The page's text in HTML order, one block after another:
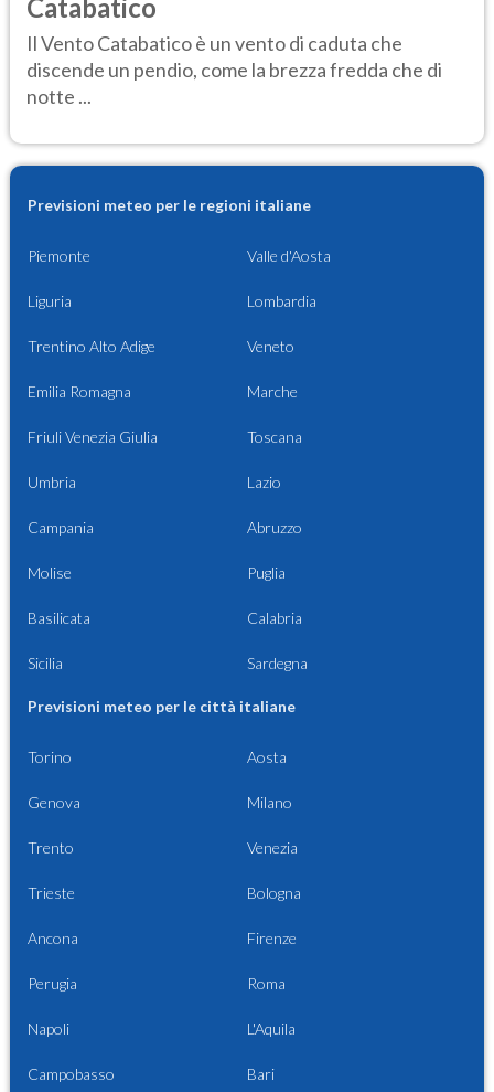
Catabatico
Il Vento Catabatico è un vento di caduta che
discende un pendio, come la brezza fredda che di
notte ...
Previsioni meteo per le regioni italiane
Piemonte Valle d'Aosta
Liguria Lombardia
Trentino Alto Adige Veneto
Emilia Romagna Marche
Friuli Venezia Giulia Toscana
Umbria Lazio
Campania Abruzzo
Molise Puglia
Basilicata Calabria
Sicilia Sardegna
Previsioni meteo per le città italiane
Torino Aosta
Genova Milano
Trento Venezia
Trieste Bologna
Ancona Firenze
Perugia Roma
Napoli L'Aquila
Campobasso Bari